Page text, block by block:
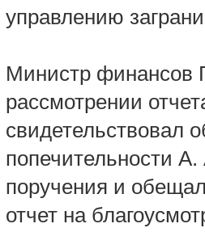
управлению
Министр финансов
рассмотрении
свидетельствовал
попечительности
поручения и
отчет на